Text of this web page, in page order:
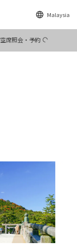
Malaysia
空席照会・予約